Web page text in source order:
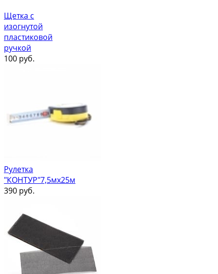
Щетка с
изогнутой
пластиковой
ручкой
100 руб.
Рулетка
"КОНТУР"7,5мх25м
390 руб.